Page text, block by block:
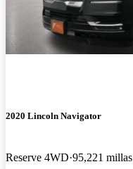
2020 Lincoln Navigator
Reserve 4WD 95,221 millas